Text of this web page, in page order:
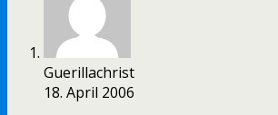
Guerillachrist
18. April 2006